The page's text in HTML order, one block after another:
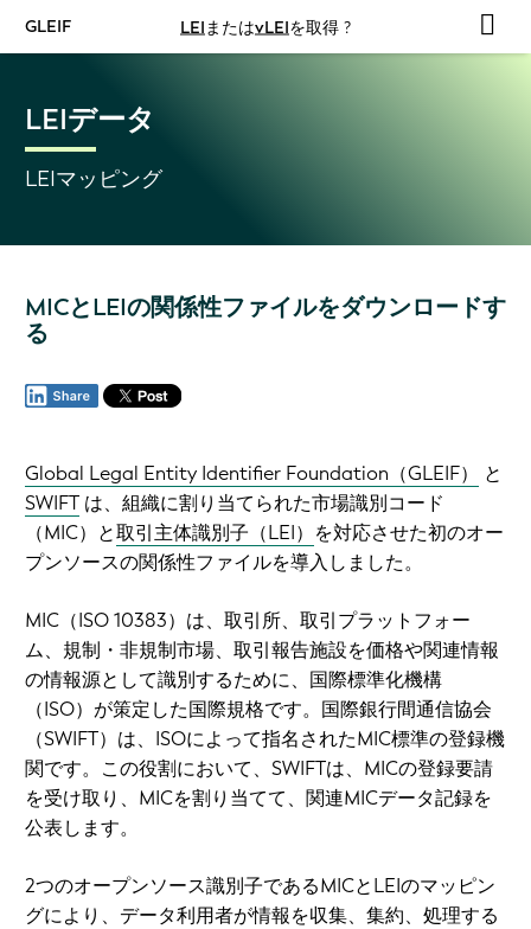
GLEIF LEIまたはvLEIを取得 ?
LEIデータ
LEIマッピング
MICとLEIの関係性ファイルをダウンロードす
る
Global Legal Entity Identifier Foundation（GLEIF）
と
SWIFT は、組織に割り当てられた市場識別コード
（MIC）と取引主体識別子（LEI） を対応させた初のオー
プンソースの関係性ファイルを導入しました。
MIC（ISO 10383）は、取引所、取引プラットフォー
ム、規制・非規制市場、取引報告施設を価格や関連情報
の情報源として識別するために、国際標準化機構
（ISO）が策定した国際規格です。国際銀行間通信協会
（SWIFT）は、ISOによって指名されたMIC標準の登録機
関です。この役割において、SWIFTは、MICの登録要請
を受け取り、MICを割り当てて、関連MICデータ記録を
公表します。
2つのオープンソース識別子であるMICとLEIのマッピン
グにより、データ利用者が情報を収集、集約、処理する